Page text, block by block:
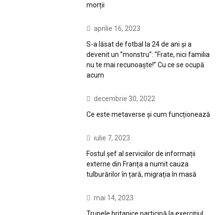
morții
aprilie 16, 2023
S-a lăsat de fotbal la 24 de ani și a
devenit un ”monstru”: ”Frate, nici familia
nu te mai recunoaște!” Cu ce se ocupă
acum
decembrie 30, 2022
Ce este metaverse și cum funcționează
iulie 7, 2023
Fostul șef al serviciilor de informații
externe din Franța a numit cauza
tulburărilor în țară, migrația în masă
mai 14, 2023